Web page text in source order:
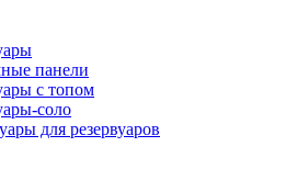
панели
с топом
соло
для резервуаров